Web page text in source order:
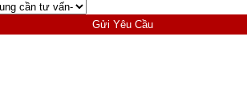
Gửi Yêu Cầu